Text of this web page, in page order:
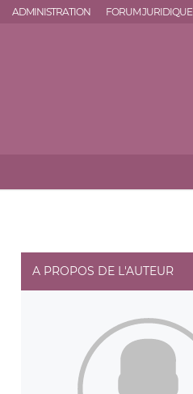
ADMINISTRATION FORUM JURIDIQUE
A PROPOS DE L'AUTEUR